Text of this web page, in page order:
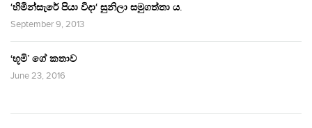
‘හිමින්සැරේ පියා විදා‘ සුනිලා සමුගත්තා ය.
September 9, 2013
‘භූමි’ ගේ කතාව
June 23, 2016